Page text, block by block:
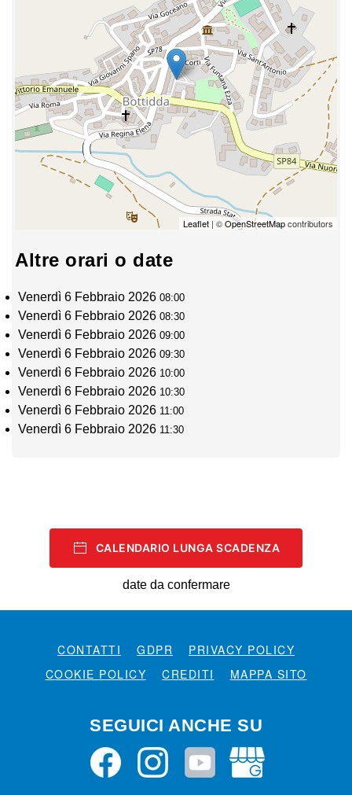
Leaflet| ©OpenStreetMapcontributors
Altre orari o date
Venerdì 6 Febbraio 202608:00
Venerdì 6 Febbraio 202608:30
Venerdì 6 Febbraio 202609:00
Venerdì 6 Febbraio 202609:30
Venerdì 6 Febbraio 2026 10:00
Venerdì 6 Febbraio 2026 10:30
Venerdì 6 Febbraio 2026 11:00
Venerdì 6 Febbraio 2026 11:30
CALENDARIO LUNGA SCADENZA
date da confermare
CONTATTI GDPR
PRIVACY POLICY
COOKIE POLICY
CREDITI MAPPA SITO
SEGUICI ANCHE SU